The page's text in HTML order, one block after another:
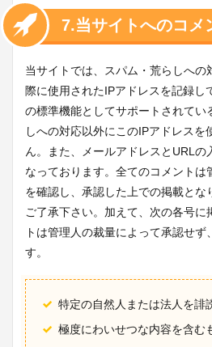
7.当サイトへのコメ
当サイトでは、スパム・荒らしへの
際に使用されたIPアドレスを記録し
の標準機能としてサポートされてい
しへの対応以外にこのIPアドレスを
ん。また、メールアドレスとURLの
なっております。全てのコメントは
を確認し、承認した上での掲載とな
ご了承下さい。加えて、次の各号に
トは管理人の裁量によって承認せず
す。
特定の自然人または法人を誹
極度にわいせつな内容を含む